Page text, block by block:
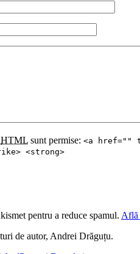
HTML sunt permise: <a href=""
<strong>
pentru a reduce spamul. Află
de autor, Andrei Drăguțu.